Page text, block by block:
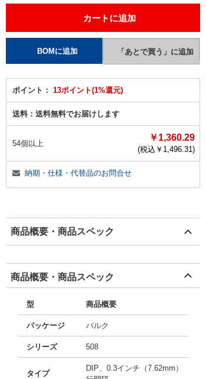
ポイント： 13ポイント(1%還元)
送料： 送料無料でお届けします
54個以上
￥1,360.29
(税込￥ 1,496.31)
納期・仕様・代替品のお問合せ
商品概要・商品スペック
商品概要・商品スペック
型 商品概要
パッケージ バルク
シリーズ 508
タイプ
DIP、0.3インチ（7.62mm）